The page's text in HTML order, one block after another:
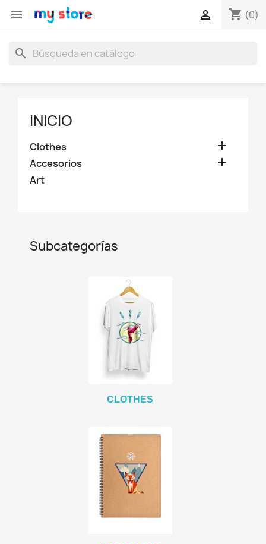
 shopping_cart (0)

search
INICIO
Clothes 
Accesorios 
Art
Subcategorías
CLOTHES